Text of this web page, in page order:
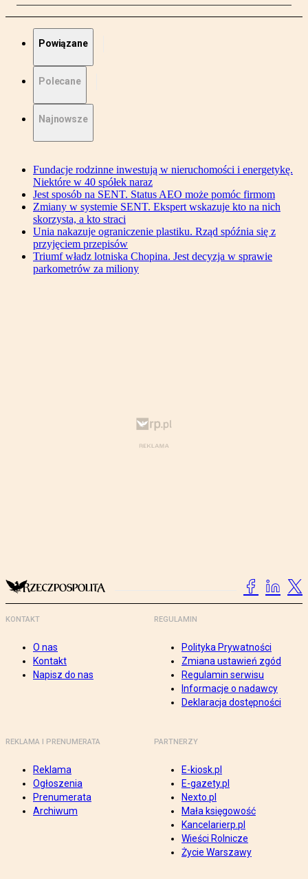
Powiązane
Polecane
Najnowsze
Fundacje rodzinne inwestują w nieruchomości i energetykę.
Niektóre w 40 spółek naraz
Jest sposób na SENT. Status AEO może pomóc firmom
Zmiany w systemie SENT. Ekspert wskazuje kto na nich
skorzysta, a kto straci
Unia nakazuje ograniczenie plastiku. Rząd spóźnia się z
przyjęciem przepisów
Triumf władz lotniska Chopina. Jest decyzja w sprawie
parkometrów za miliony
KONTAKT
O nas
Kontakt
Napisz do nas
REGULAMIN
Polityka Prywatności
Zmiana ustawień zgód
Regulamin serwisu
Informacje o nadawcy
Deklaracja dostępności
REKLAMA I PRENUMERATA
Reklama
Ogłoszenia
Prenumerata
Archiwum
PARTNERZY
E-kiosk.pl
E-gazety.pl
Nexto.pl
Mała księgowość
Kancelarierp.pl
Wieści Rolnicze
Życie Warszawy